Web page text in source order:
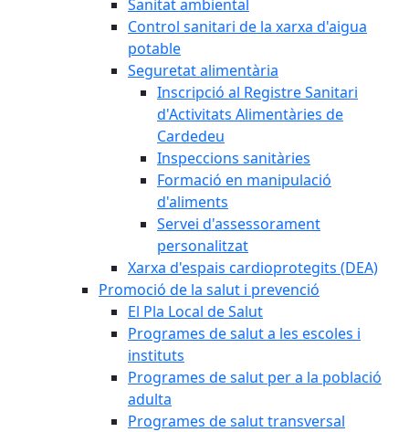
Sanitat ambiental
Control sanitari de la xarxa d'aigua
potable
Seguretat alimentària
Inscripció al Registre Sanitari
d'Activitats Alimentàries de
Cardedeu
Inspeccions sanitàries
Formació en manipulació
d'aliments
Servei d'assessorament
personalitzat
Xarxa d'espais cardioprotegits (DEA)
Promoció de la salut i prevenció
El Pla Local de Salut
Programes de salut a les escoles i
instituts
Programes de salut per a la població
adulta
Programes de salut transversal